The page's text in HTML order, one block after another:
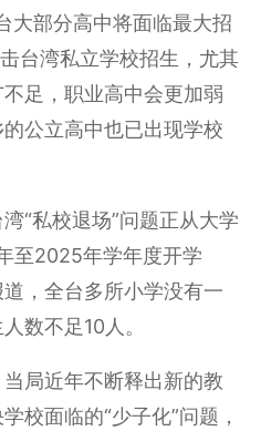
大部分高中将面临最大招
台湾私立学校招生，尤其
足，职业高中会更加弱
公立高中也已出现学校
“私校退场”问题正从大学
至2025年学年度开学
，全台多所小学没有一
数不足10人。
局近年不断释出新的教
校面临的“少子化”问题，